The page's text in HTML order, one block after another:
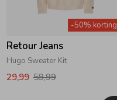
Rompers
Rokken & Skorts
Jumpsuits
Winteraccessoires
-50% korting
Retour Jeans
Hugo Sweater Kit
29,99 59,99